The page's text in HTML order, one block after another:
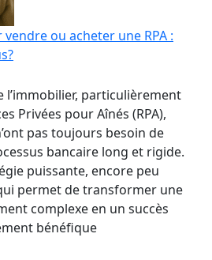
vendre ou acheter une RPA :
l’immobilier, particulièrement
Privées pour Aînés (RPA),
pas toujours besoin de
bancaire long et rigide.
puissante, encore peu
permet de transformer une
complexe en un succès
bénéfique